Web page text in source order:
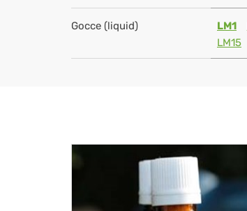
Gocce (liquid) LM1
LM15